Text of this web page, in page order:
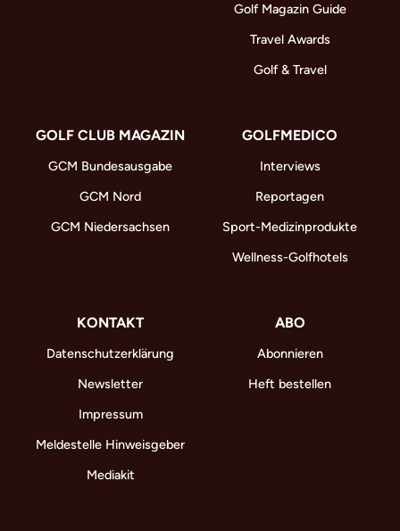
Golf Magazin Guide
Travel Awards
Golf & Travel
GOLF CLUB MAGAZIN
GCM Bundesausgabe
GCM Nord
GCM Niedersachsen
GOLFMEDICO
Interviews
Reportagen
Sport-Medizinprodukte
Wellness-Golfhotels
KONTAKT
Datenschutzerklärung
Newsletter
Impressum
Meldestelle Hinweisgeber
Mediakit
ABO
Abonnieren
Heft bestellen